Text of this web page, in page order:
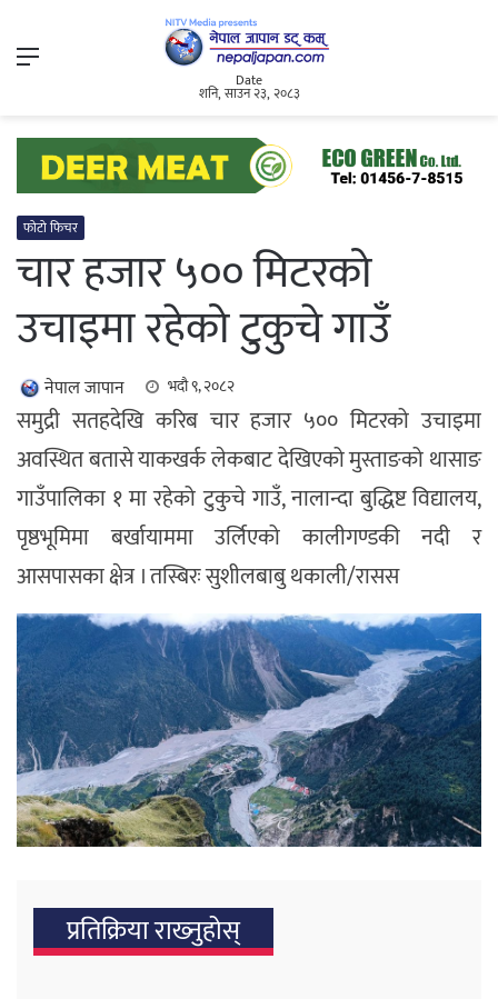
Menu
Date
शनि, साउन २३, २०८३
फोटो फिचर
चार हजार ५०० मिटरको
उचाइमा रहेको टुकुचे गाउँ
नेपाल जापान भदौ ९, २०८२
समुद्री सतहदेखि करिब चार हजार ५०० मिटरको उचाइमा
अवस्थित बतासे याकखर्क लेकबाट देखिएको मुस्ताङको थासाङ
गाउँपालिका १ मा रहेको टुकुचे गाउँ, नालान्दा बुद्धिष्ट विद्यालय,
पृष्ठभूमिमा बर्खायाममा उर्लिएको कालीगण्डकी नदी र
आसपासका क्षेत्र । तस्बिरः सुशीलबाबु थकाली/रासस
प्रतिक्रिया राख्‍नुहोस्